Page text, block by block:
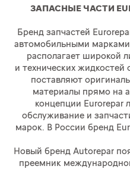
ЗАПАСНЫЕ ЧАСТИ
Бренд запчастей
автомобильными
располагает широкой
и технических жидкостей
поставляют
материалы прямо на
концепции Eurorepar
обслуживание и
марок. В России бренд
Новый бренд Autorepar
преемник